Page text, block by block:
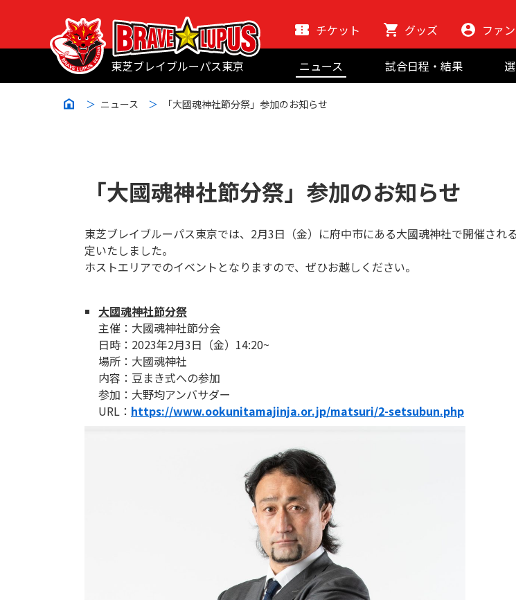
東芝ブレイブルーパス東京
チケット グッズ ファ
ニュース
試合日程・結果
ニュース 「大國魂神社節分祭」参加のお知らせ
「大國魂神社節分祭」参加のお知らせ
東芝ブレイブルーパス東京では、2月3日（金）に府中市にある大國魂神社で開催さ
定いたしました。
ホストエリアでのイベントとなりますので、ぜひお越しください。
大國魂神社節分祭
主催：大國魂神社節分会
日時：2023年2月3日（金）14:20~
場所：大國魂神社
内容：豆まき式への参加
参加：大野均アンバサダー
URL： https://www.ookunitamajinja.or.jp/matsuri/2-setsubun.php